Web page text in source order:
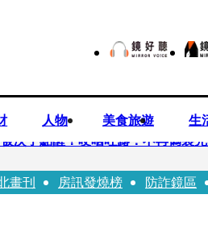
人物 美食旅遊 生
次子點醒！哽咽吐露：不再偽裝
接單「網站製作」
畫刊 房訊發燒榜 防詐鏡區